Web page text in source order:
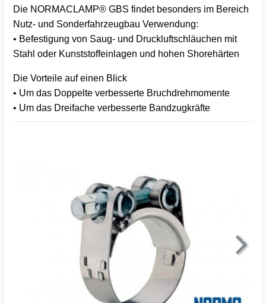
Die NORMACLAMP® GBS findet besonders im Bereich
Nutz- und Sonderfahrzeugbau Verwendung:
• Befestigung von Saug- und Druckluftschläuchen mit
Stahl oder Kunststoffeinlagen und hohen Shorehärten
Die Vorteile auf einen Blick
• Um das Doppelte verbesserte Bruchdrehmomente
• Um das Dreifache verbesserte Bandzugkräfte
